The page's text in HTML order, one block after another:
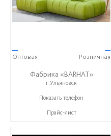
—
Оптовая
—
Розничная
Фабрика «BARHAT»
г.Ульяновск
+7 (996) 219-29-77
Показать телефон
Прайс-лист